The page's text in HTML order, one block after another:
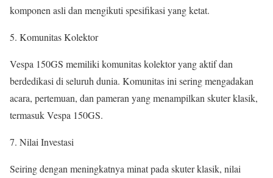
komponen asli dan mengikuti spesifikasi yang ketat.
5. Komunitas Kolektor
Vespa 150GS memiliki komunitas kolektor yang aktif dan
berdedikasi di seluruh dunia. Komunitas ini sering mengadakan
acara, pertemuan, dan pameran yang menampilkan skuter klasik,
termasuk Vespa 150GS.
7. Nilai Investasi
Seiring dengan meningkatnya minat pada skuter klasik, nilai